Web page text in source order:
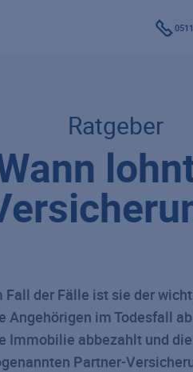
Ratgeber
Fall der Fälle ist sie der
Angehörigen im Todesfall
Immobilie abbezahlt und
Partner-